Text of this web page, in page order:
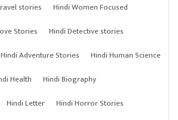
stories
Hindi Women Focused
Stories
Hindi Detective stories
Hindi Adventure Stories
Hindi Human Science
Health
Hindi Biography
Hindi Letter
Hindi Horror Stories